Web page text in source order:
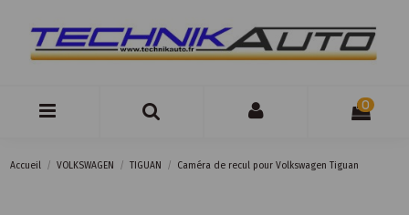
0
Accueil VOLKSWAGEN TIGUAN Caméra de recul pour Volkswagen Tiguan